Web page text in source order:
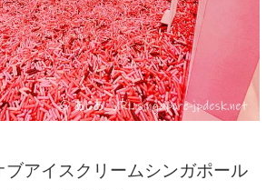
ブアイスクリームシンガポール